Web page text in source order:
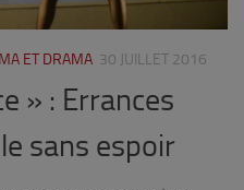
ET DRAMA 30 JUILLET 2016
» : Errances
sans espoir